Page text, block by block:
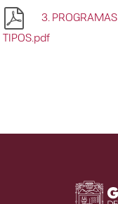
3. PROGRAMAS
TIPOS.pdf